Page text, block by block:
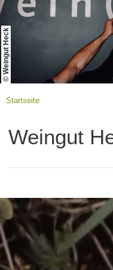
© Weingut Heck
Startseite
Weingut